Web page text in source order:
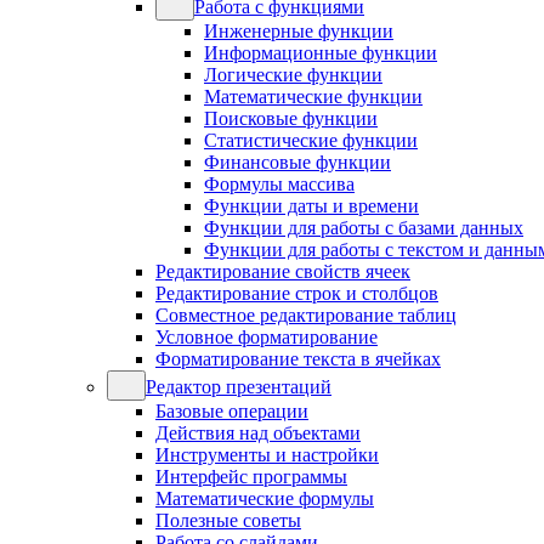
Работа с функциями
Инженерные функции
Информационные функции
Логические функции
Математические функции
Поисковые функции
Статистические функции
Финансовые функции
Формулы массива
Функции даты и времени
Функции для работы с базами данных
Функции для работы с текстом и
Редактирование свойств ячеек
Редактирование строк и столбцов
Совместное редактирование таблиц
Условное форматирование
Форматирование текста в ячейках
Редактор презентаций
Базовые операции
Действия над объектами
Инструменты и настройки
Интерфейс программы
Математические формулы
Полезные советы